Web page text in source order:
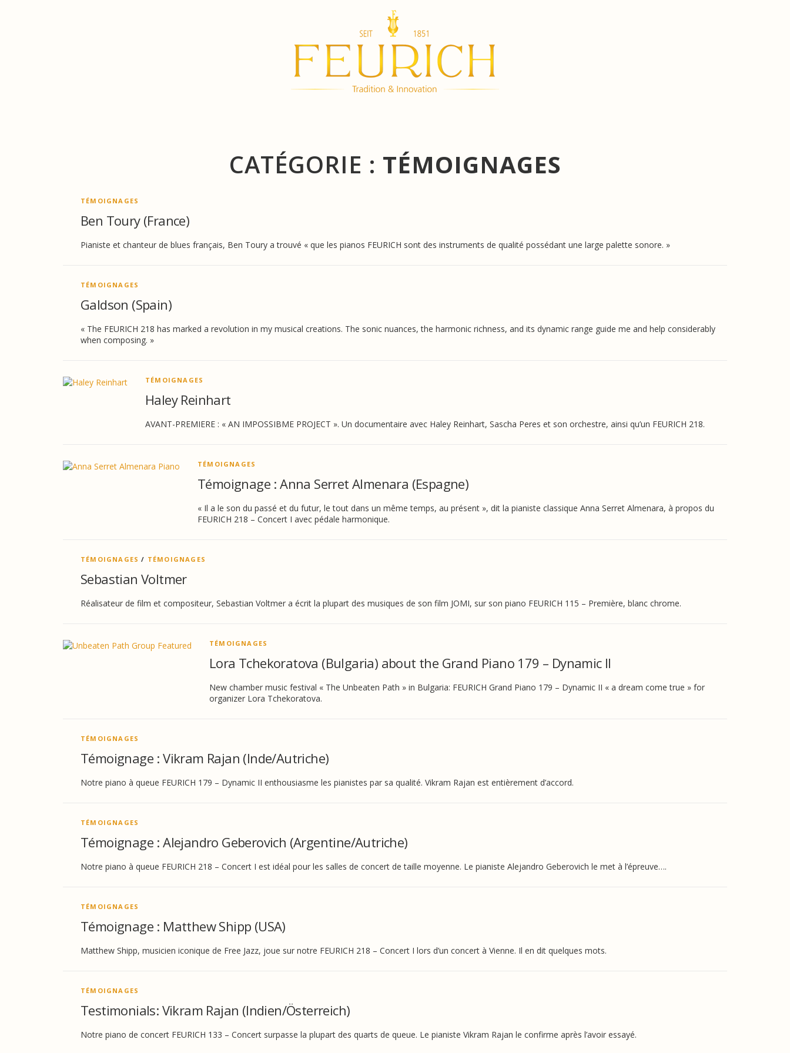
CATÉGORIE : TÉMOIGNAGES
TÉMOIGNAGES
Ben Toury (France)
Pianiste et chanteur de blues français, Ben Toury a trouvé « que les pianos FEURICH sont des instruments de qualité possédant une large palette sonore. »
TÉMOIGNAGES
Galdson (Spain)
« The FEURICH 218 has marked a revolution in my musical creations. The sonic nuances, the harmonic richness, and its dynamic range guide me and help considerably
when composing. »
TÉMOIGNAGES
Haley Reinhart
AVANT-PREMIERE : « AN IMPOSSIBME PROJECT ». Un documentaire avec Haley Reinhart, Sascha Peres et son orchestre, ainsi qu’un FEURICH 218.
TÉMOIGNAGES
Témoignage : Anna Serret Almenara (Espagne)
« Il a le son du passé et du futur, le tout dans un même temps, au présent », dit la pianiste classique Anna Serret Almenara, à propos du
FEURICH 218 – Concert I avec pédale harmonique.
TÉMOIGNAGES / TÉMOIGNAGES
Sebastian Voltmer
Réalisateur de film et compositeur, Sebastian Voltmer a écrit la plupart des musiques de son film JOMI, sur son piano FEURICH 115 – Première, blanc chrome.
TÉMOIGNAGES
Lora Tchekoratova (Bulgaria) about the Grand Piano 179 – Dynamic II
New chamber music festival « The Unbeaten Path » in Bulgaria: FEURICH Grand Piano 179 – Dynamic II « a dream come true » for
organizer Lora Tchekoratova.
TÉMOIGNAGES
Témoignage : Vikram Rajan (Inde/Autriche)
Notre piano à queue FEURICH 179 – Dynamic II enthousiasme les pianistes par sa qualité. Vikram Rajan est entièrement d’accord.
TÉMOIGNAGES
Témoignage : Alejandro Geberovich (Argentine/Autriche)
Notre piano à queue FEURICH 218 – Concert I est idéal pour les salles de concert de taille moyenne. Le pianiste Alejandro Geberovich le met à l’épreuve….
TÉMOIGNAGES
Témoignage : Matthew Shipp (USA)
Matthew Shipp, musicien iconique de Free Jazz, joue sur notre FEURICH 218 – Concert I lors d’un concert à Vienne. Il en dit quelques mots.
TÉMOIGNAGES
Testimonials: Vikram Rajan (Indien/Österreich)
Notre piano de concert FEURICH 133 – Concert surpasse la plupart des quarts de queue. Le pianiste Vikram Rajan le confirme après l’avoir essayé.